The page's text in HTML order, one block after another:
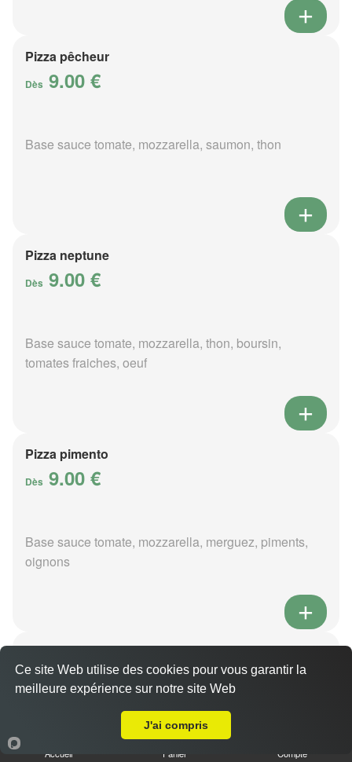
Pizza pêcheur
Dès 9.00 €
Base sauce tomate, mozzarella, saumon, thon
Pizza neptune
Dès 9.00 €
Base sauce tomate, mozzarella, thon, boursin,
tomates fraiches, oeuf
Pizza pimento
Dès 9.00 €
Base sauce tomate, mozzarella, merguez, piments,
oignons
Dès 9.00 €
Base sauce poivre, mozzarella, viande hachée,
Accueil Panier Compte
Ce site Web utilise des cookies pour vous garantir la
meilleure expérience sur notre site Web
J'ai compris